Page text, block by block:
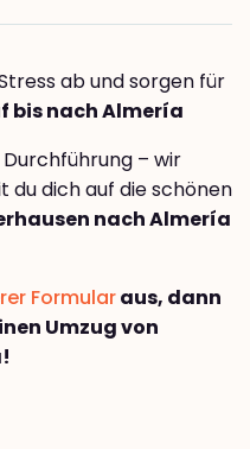
ab und sorgen für
bis nach Almería
– wir
du dich auf die schönen
nach Almería
Formularaus, dann
Umzug von